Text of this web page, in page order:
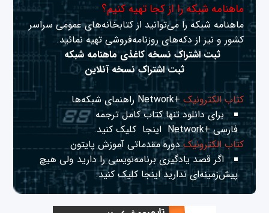
ماهنامه شبکه را از کجا تهیه کنیم؟
ماهنامه شبکه را می‌توانید از کتابخانه‌های عمومی سراسر
کشور و نیز از دکه‌های روزنامه‌فروشی تهیه نمائید.
ثبت اشتراک نسخه کاغذی ماهنامه شبکه
ثبت اشتراک نسخه آنلاین
کتاب الکترونیک+Network راهنمای شبکه‌ها
برای دانلود تنها کتاب کامل ترجمه
فارسی +Network
اینجا کلیک کنید.
کتاب الکترونیکدوره مقدماتی آموزش پایتون
اگر قصد یادگیری برنامه‌نویسی را دارید ولی هیچ
پیش‌زمینه‌ای نداریداینجا کلیک کنید.